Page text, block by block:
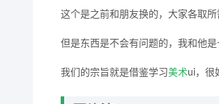
这个是之前和朋友换的，大家各取
但是东西是不会有问题的，我和他
我们的宗旨就是借鉴学习美术ui，很